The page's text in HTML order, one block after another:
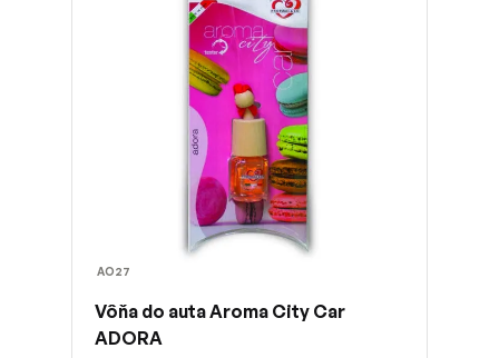
AO27
Vôňa do auta Aroma City Car
ADORA